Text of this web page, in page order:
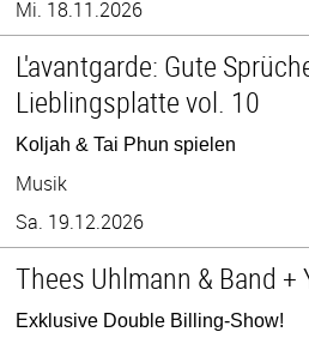
Mi. 18.11.2026
L'avantgarde: Gute
Lieblingsplatte vol. 10
Koljah & Tai Phun spielen
Musik
Sa. 19.12.2026
Thees Uhlmann & Band +
Exklusive Double Billing-Show!